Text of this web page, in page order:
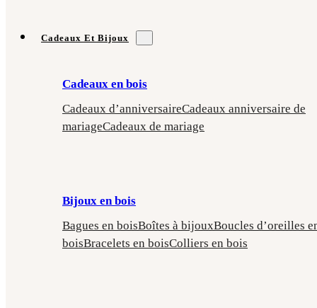
Cadeaux Et Bijoux
Cadeaux en bois
Cadeaux d’anniversaireCadeaux anniversaire de
mariageCadeaux de mariage
Bijoux en bois
Bagues en boisBoîtes à bijouxBoucles d’oreilles
boisBracelets en boisColliers en bois